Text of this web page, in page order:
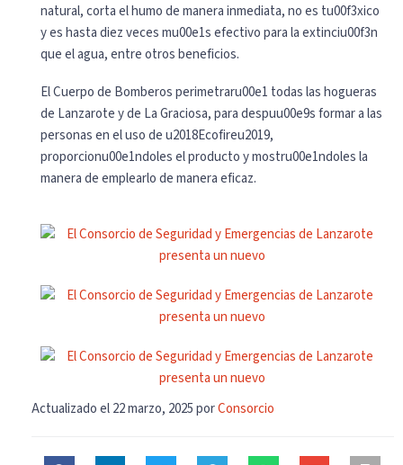
natural, corta el humo de manera inmediata, no es tu00f3xico
y es hasta diez veces mu00e1s efectivo para la extinciu00f3n
que el agua, entre otros beneficios.
El Cuerpo de Bomberos perimetraru00e1 todas las hogueras
de Lanzarote y de La Graciosa, para despuu00e9s formar a las
personas en el uso de u2018Ecofireu2019,
proporcionu00e1ndoles el producto y mostru00e1ndoles la
manera de emplearlo de manera eficaz.
Actualizado el 22 marzo, 2025 porConsorcio